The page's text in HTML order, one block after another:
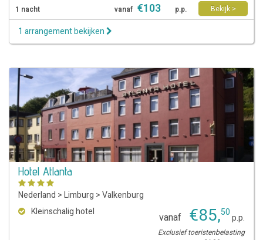
1 nacht
vanaf €103 p.p. Bekijk >
1 arrangement bekijken
Hotel Atlanta
Nederland >Limburg >Valkenburg
Kleinschalig hotel
vanaf €85,50p.p.
Exclusief toeristenbelasting